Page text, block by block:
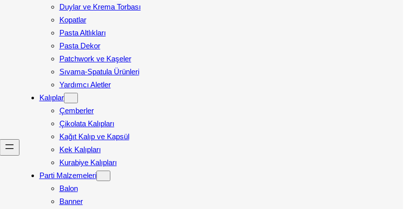
Duylar ve Krema Torbası
Kopatlar
Pasta Altlıkları
Pasta Dekor
Patchwork ve Kaşeler
Sıvama-Spatula Ürünleri
Yardımcı Aletler
Kalıplar
Çemberler
Çikolata Kalıpları
Kağıt Kalıp ve Kapsül
Kek Kalıpları
Kurabiye Kalıpları
Parti Malzemeleri
Balon
Banner